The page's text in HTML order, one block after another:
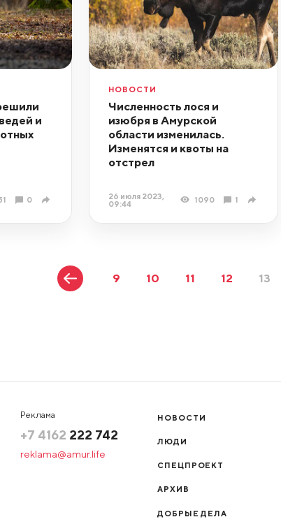
и
0
НОВОСТИ
Численность лося и
изюбря в Амурской
области изменилась.
Изменятся и квоты на
отстрел
26 июля 2023,
09:44
1090 1
9 10 11 12 13
Реклама
+7 4162 222 742
reklama@amur.life
НОВОСТИ
ЛЮДИ
СПЕЦПРОЕКТ
АРХИВ
ДОБРЫЕ ДЕЛА